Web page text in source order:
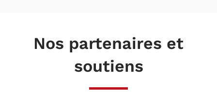
Nos partenaires et
soutiens